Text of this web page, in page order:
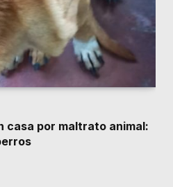
casa por maltrato animal: